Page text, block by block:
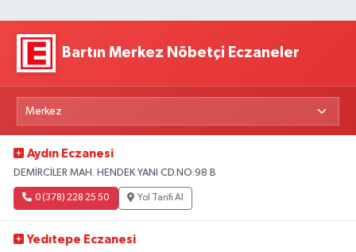
Bartın Merkez Nöbetçi Eczaneler
Aydın Eczanesi
DEMİRCİLER MAH. HENDEK YANI CD.NO:98 B
0 (378) 228 25 50 Yol Tarifi Al
Yedıtepe Eczanesi